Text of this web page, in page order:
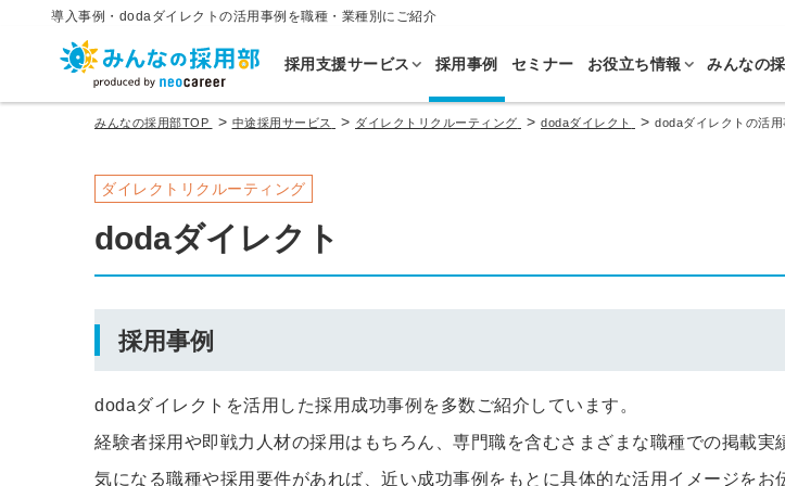
導入事例・dodaダイレクトの活用事例を職種・業種別にご紹介
採用支援サービス 採用事例 セミナー お役立ち情報 みんなの
みんなの採用部TOP > 中途採用サービス > ダイレクトリクルーティング > dodaダイレクト > dodaダイレクトの活用
ダイレクトリクルーティング
dodaダイレクト
採用事例
dodaダイレクトを活用した採用成功事例を多数ご紹介しています。
経験者採用や即戦力人材の採用はもちろん、専門職を含むさまざまな職種での掲載実
気になる職種や採用要件があれば、近い成功事例をもとに具体的な活用イメージをお